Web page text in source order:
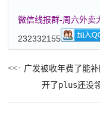
微信线报群-周六外卖
232332155
广发被收年费了能
开了plus还没